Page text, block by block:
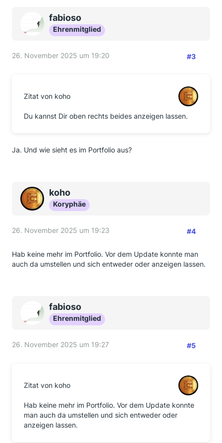
fabioso
Ehrenmitglied
26. November 2025 um 19:20 #3
Zitat von koho
Du kannst Dir oben rechts beides anzeigen lassen.
Ja. Und wie sieht es im Portfolio aus?
koho
Koryphäe
26. November 2025 um 19:23 #4
Hab keine mehr im Portfolio. Vor dem Update konnte man
auch da umstellen und sich entweder oder anzeigen lassen.
fabioso
Ehrenmitglied
26. November 2025 um 19:27 #5
Zitat von koho
Hab keine mehr im Portfolio. Vor dem Update konnte
man auch da umstellen und sich entweder oder
anzeigen lassen.